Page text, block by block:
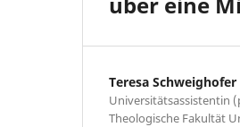
Teresa Schweighofer
Universitätsassistentin
Theologische Fakultät